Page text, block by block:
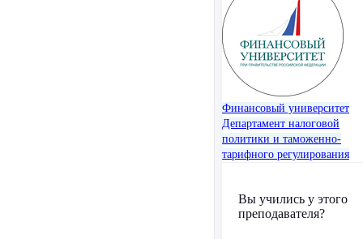
Финансовый университет
Департамент налоговой
политики и таможенно-
тарифного регулирования
Вы учились у этого
преподавателя?